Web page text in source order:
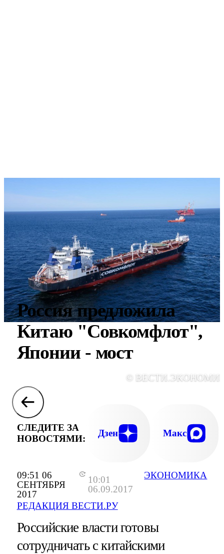
09:51 06
СЕНТЯБРЯ
2017
10:01
06.09.2017
РЕДАКЦИЯ ВЕСТИ.РУ
ЭКОНОМИКА
Россия предложила
Китаю "Совкомфлот",
Японии - мост
©
СЛЕДИТЕ ЗА
НОВОСТЯМИ:
Дзен Макс
Российские власти готовы
сотрудничать с китайскими